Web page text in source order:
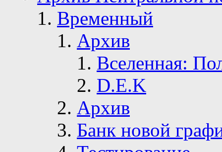
Временный
Архив
Вселенная:
D.E.K
Архив
Банк новой